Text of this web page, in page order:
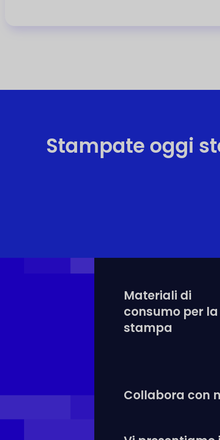
Stampate oggi
Materiali di
consumo per la
stampa
Collabora con